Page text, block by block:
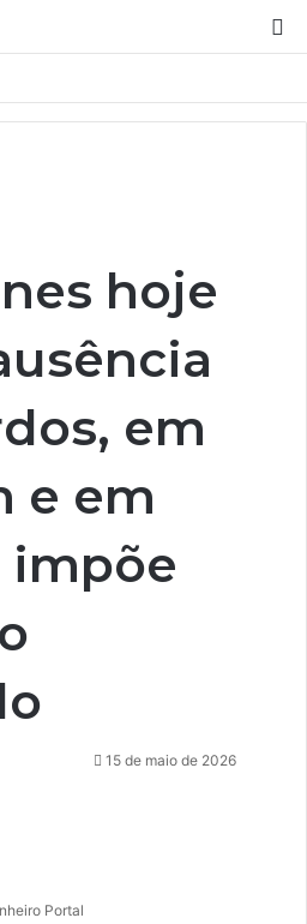
hoje
em
e em
impõe
Portal
15 de maio de 2026